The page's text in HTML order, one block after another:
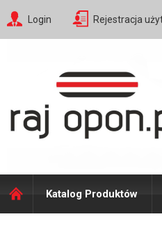
Login Rejestracja
Katalog Produktów